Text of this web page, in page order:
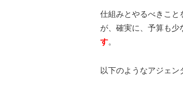
仕組みとやるべきこと
が、確実に、予算も少
す。
以下のようなアジェン